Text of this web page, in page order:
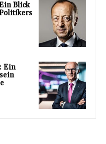
Blick
Ein